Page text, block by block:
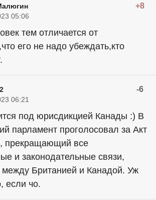
+8
05:06
тем отличается от
его не надо убеждать,кто
-6
06:21
под юрисдикцией Канады :) В
парламент проголосовал за Акт
прекращающий все
и законодательные связи,
между Британией и Канадой. Уж
если чо.